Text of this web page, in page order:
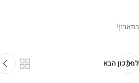
בתאבון!
למתכון הבא